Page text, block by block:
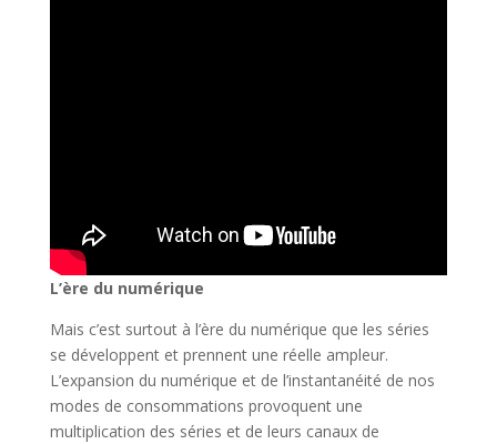
L’ère du numérique
Mais c’est surtout à l’ère du numérique que les séries
se développent et prennent une réelle ampleur.
L’expansion du numérique et de l’instantanéité de nos
modes de consommations provoquent une
multiplication des séries et de leurs canaux de